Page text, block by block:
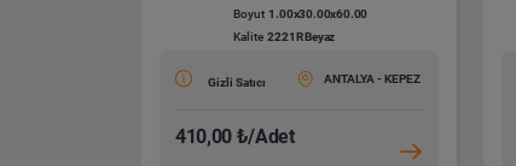
Boyut 1.00x30.00x60.00
Kalite 2221R Beyaz
Gizli Satıcı ANTALYA - KEPEZ
410,00 ₺/Adet